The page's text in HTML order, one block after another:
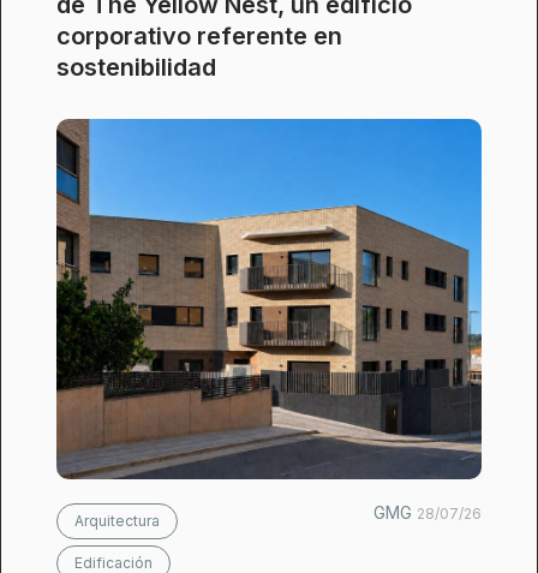
corporativo referente en
sostenibilidad
Arquitectura
Edificación
GMG 28/07/26